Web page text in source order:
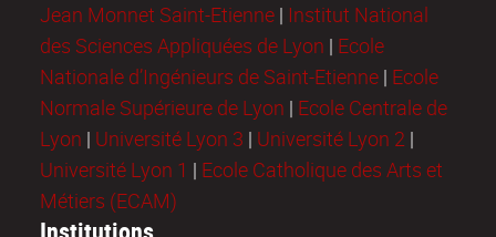
Jean Monnet Saint-Etienne | Institut National
des Sciences Appliquées de Lyon | Ecole
Nationale d’Ingénieurs de Saint-Etienne | Ecole
Normale Supérieure de Lyon | Ecole Centrale de
Lyon | Université Lyon 3 | Université Lyon 2 |
Université Lyon 1 | Ecole Catholique des Arts et
Métiers (ECAM)